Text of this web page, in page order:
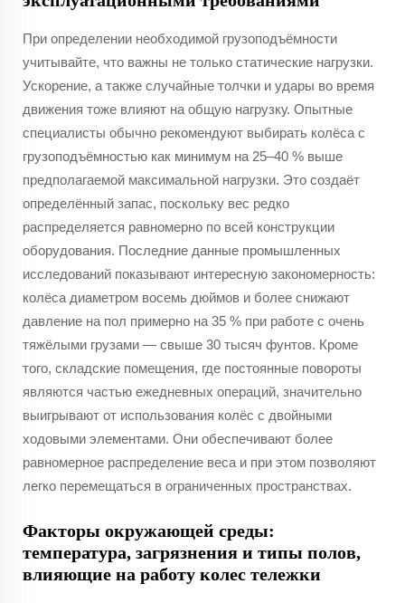
При определении необходимой грузоподъёмности
учитывайте, что важны не только статические нагрузки.
Ускорение, а также случайные толчки и удары во время
движения тоже влияют на общую нагрузку. Опытные
специалисты обычно рекомендуют выбирать колёса с
грузоподъёмностью как минимум на 25–40 % выше
предполагаемой максимальной нагрузки. Это создаёт
определённый запас, поскольку вес редко
распределяется равномерно по всей конструкции
оборудования. Последние данные промышленных
исследований показывают интересную закономерность:
колёса диаметром восемь дюймов и более снижают
давление на пол примерно на 35 % при работе с очень
тяжёлыми грузами — свыше 30 тысяч фунтов. Кроме
того, складские помещения, где постоянные повороты
являются частью ежедневных операций, значительно
выигрывают от использования колёс с двойными
ходовыми элементами. Они обеспечивают более
равномерное распределение веса и при этом позволяют
легко перемещаться в ограниченных пространствах.
Факторы окружающей среды:
температура, загрязнения и типы полов,
влияющие на работу колес тележки